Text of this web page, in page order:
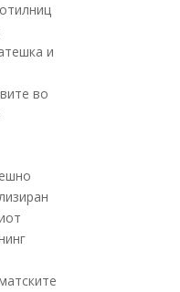
и
во